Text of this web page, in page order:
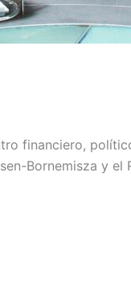
financiero,
Bornemisza y